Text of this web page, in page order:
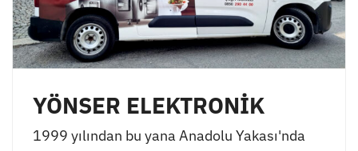
YÖNSER ELEKTRONİK
1999 yılından bu yana Anadolu Yakası'nda